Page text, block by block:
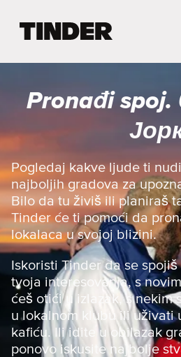
e
t
n
a
s
t
r
a
n
c
a
Pronađi
Pogledaj kakve ljude ti
najboljih gradova za
Bilo da tu živiš ili planiraš
Tinder će ti pomoći da
lokalaca u svojoj blizini.
Iskoristi Tinder da se
tvoja interesovanja, s
ćeš otići u izlazak, s nekim
u lokalnom klubu ili uživati
kafiću. Ili idite u obilazak
ponovo iskusite najbolje